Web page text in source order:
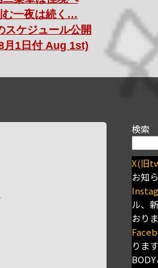
む一夜は続く…
スケジュール公開
月1日付 Aug 1st)
検索
X(旧
お知
ル、
おり
りま